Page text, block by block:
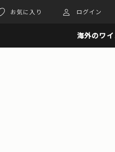
お気に入り ログイン
海外のワ